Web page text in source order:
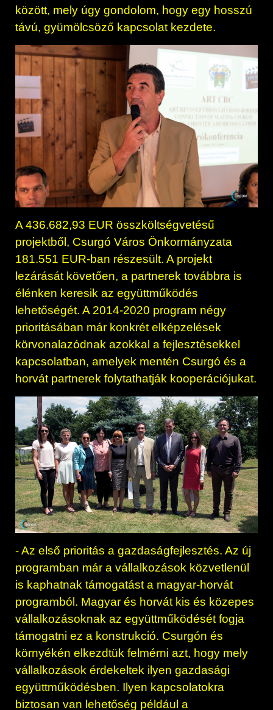
között, mely úgy gondolom, hogy egy hosszú
távú, gyümölcsöző kapcsolat kezdete.
A 436.682,93 EUR összköltségvetésű
projektből, Csurgó Város Önkormányzata
181.551 EUR-ban részesült. A projekt
lezárását követően, a partnerek továbbra is
élénken keresik az együttműködés
lehetőségét. A 2014-2020 program négy
prioritásában már konkrét elképzelések
körvonalazódnak azokkal a fejlesztésekkel
kapcsolatban, amelyek mentén Csurgó és a
horvát partnerek folytathatják kooperációjukat.
- Az első prioritás a gazdaságfejlesztés. Az új
programban már a vállalkozások közvetlenül
is kaphatnak támogatást a magyar-horvát
programból. Magyar és horvát kis és közepes
vállalkozásoknak az együttműködését fogja
támogatni ez a konstrukció. Csurgón és
környékén elkezdtük felmérni azt, hogy mely
vállalkozások érdekeltek ilyen gazdasági
együttműködésben. Ilyen kapcsolatokra
biztosan van lehetőség például a